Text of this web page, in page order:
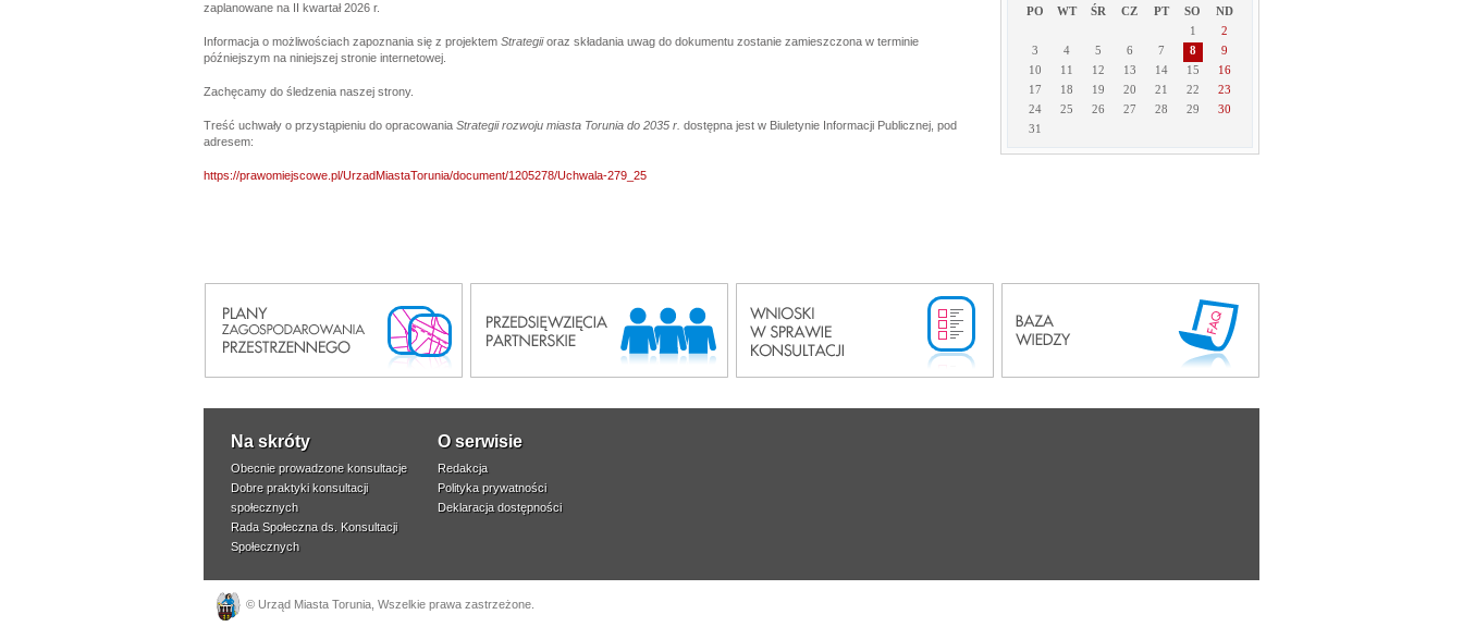
zaplanowane na II kwartał 2026 r.
Informacja o możliwościach zapoznania się z projektem Strategiioraz składania uwag do dokumentu zostanie zamieszczona w terminie
późniejszym na niniejszej stronie internetowej.
Zachęcamy do śledzenia naszej strony.
Treść uchwały o przystąpieniu do opracowania Strategii rozwoju miasta Torunia do 2035 r. dostępna jest w Biuletynie Informacji Publicznej, pod
adresem:
https://prawomiejscowe.pl/UrzadMiastaTorunia/document/1205278/Uchwala-279_25
PO WT ŚR CZ PT SO
ND
1
2
3
4 5 6 7 8
9
10
11 12 13 14 15
16
17
18 19 20 21 22
23
24
25 26 27 28 29
30
31
Na skróty
Obecnie prowadzone konsultacje
Dobre praktyki konsultacji
społecznych
Rada Społeczna ds. Konsultacji
Społecznych
O serwisie
Redakcja
Polityka prywatności
Deklaracja dostępności
© Urząd Miasta Torunia , Wszelkie prawa zastrzeżone.